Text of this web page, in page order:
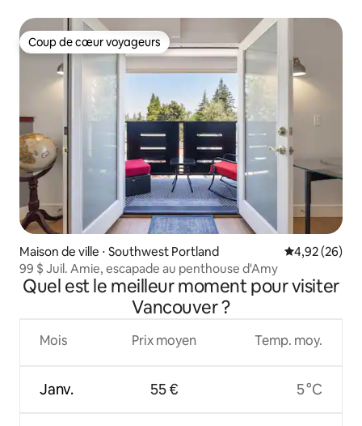
Coup de cœur voyageurs
Coup de cœur voyageurs
Maison de ville ⋅ Southwest Portland Évaluation
4,92 (26)
99 $ Juil. Amie, escapade au penthouse d'Amy
Quel est le meilleur moment pour visiter
Vancouver ?
Mois
Janv.
Prix moyen
55 €
Temp. moy.
5 °C